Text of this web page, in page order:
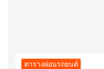
ตารางผ่อนรถยนต์